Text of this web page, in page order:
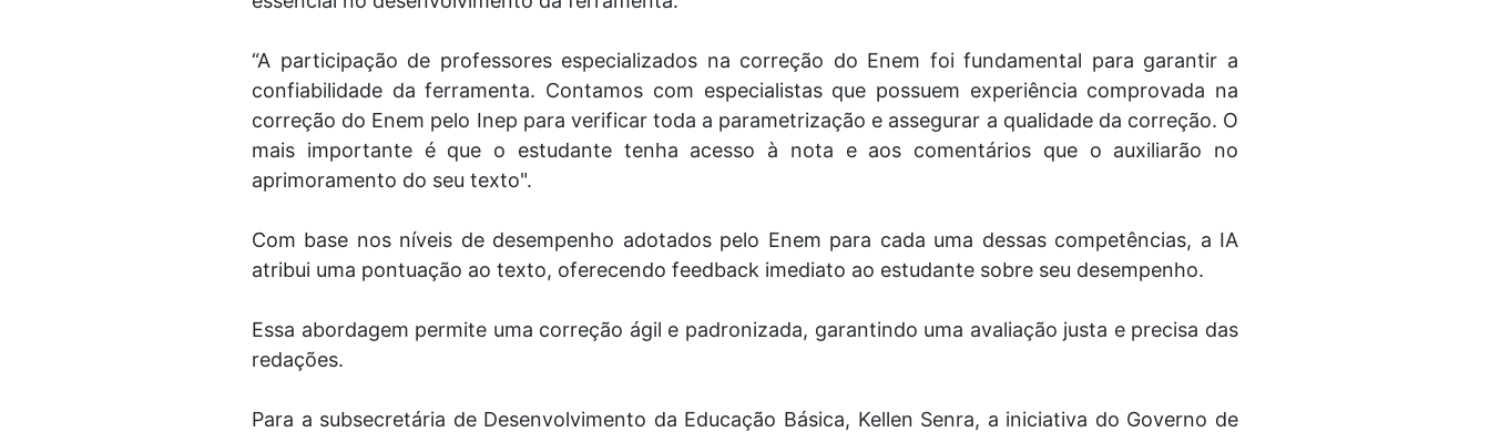
“A participação de professores especializados na correção do Enem foi fundamental para garantir a
confiabilidade da ferramenta. Contamos com especialistas que possuem experiência comprovada na
correção do Enem pelo Inep para verificar toda a parametrização e assegurar a qualidade da correção. O
mais importante é que o estudante tenha acesso à nota e aos comentários que o auxiliarão no
aprimoramento do seu texto".
Com base nos níveis de desempenho adotados pelo Enem para cada uma dessas competências, a IA
atribui uma pontuação ao texto, oferecendo feedback imediato ao estudante sobre seu desempenho.
Essa abordagem permite uma correção ágil e padronizada, garantindo uma avaliação justa e precisa das
redações.
Para a subsecretária de Desenvolvimento da Educação Básica, Kellen Senra, a iniciativa do Governo de